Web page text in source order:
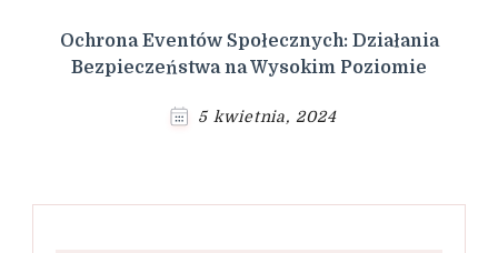
Ochrona Eventów Społecznych: Działania
Bezpieczeństwa na Wysokim Poziomie
5 kwietnia, 2024